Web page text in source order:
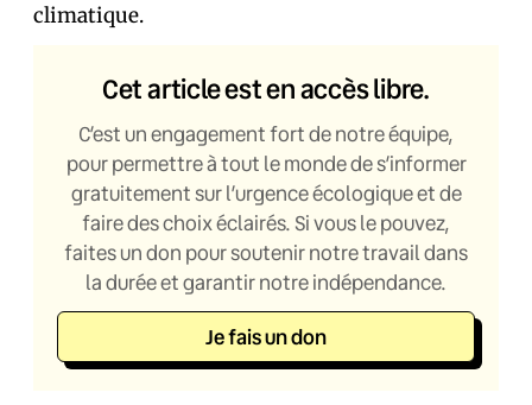
climatique.
Cet article est en accès libre.
C’est un engagement fort de notre équipe,
pour permettre à tout le monde de s’informer
gratuitement sur l’urgence écologique et de
faire des choix éclairés. Si vous le pouvez,
faites un don pour soutenir notre travail dans
la durée et garantir notre indépendance.
Je fais un don